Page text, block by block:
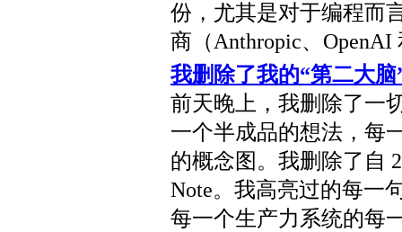
份，尤其是对于编程而
商（Anthropic、
我删除了我的“第二大脑
前天晚上，我删除了一
一个半成品的想法，每
的概念图。我删除了自
Note。我高亮过的每一
每一个生产力系统的每